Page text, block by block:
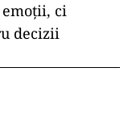
ci
decizii